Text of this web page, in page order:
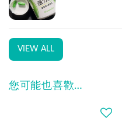
VIEW ALL
您可能也喜歡…